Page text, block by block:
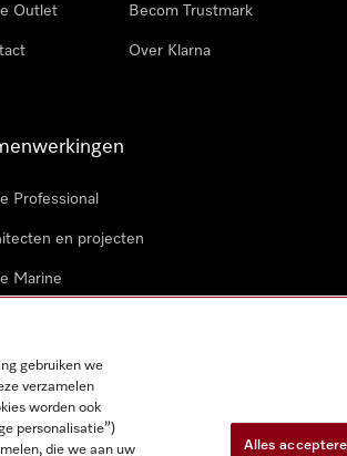
Outlet Becom Trustmark
Over Klarna
Professional
en projecten
Marine
gebruiken we
verzamelen
worden ook
personalisatie”)
die we aan uw
Alles